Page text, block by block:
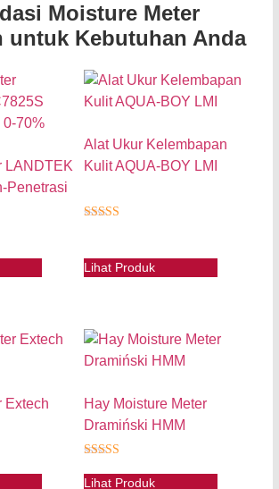
Moisture Meter
untuk Kebutuhan Anda
LANDTEK
Penetrasi
Alat Ukur Kelembapan
Kulit AQUA-BOY LMI
Lihat Produk
Extech
Hay Moisture Meter
Dramiński HMM
Lihat Produk